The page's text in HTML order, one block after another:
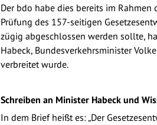
Der bdo habe dies bereits im
Prüfung des 157-seitigen
zügig abgeschlossen werden sollte,
Habeck, Bundesverkehrsminister
verbreitet wurde.
Schreiben an Minister Habeck und
In dem Brief heißt es: „Der